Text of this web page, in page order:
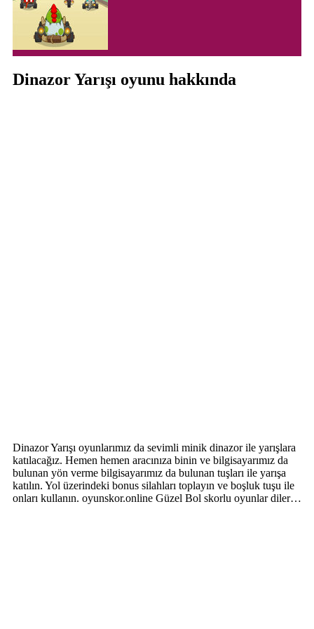
Dinazor Yarışı oyunu hakkında
Dinazor Yarışı oyunlarımız da sevimli minik dinazor ile yarışlara
katılacağız. Hemen hemen aracınıza binin ve bilgisayarımız da
bulunan yön verme bilgisayarımız da bulunan tuşları ile yarışa
katılın. Yol üzerindeki bonus silahları toplayın ve boşluk tuşu ile
onları kullanın. oyunskor.online Güzel Bol skorlu oyunlar diler…